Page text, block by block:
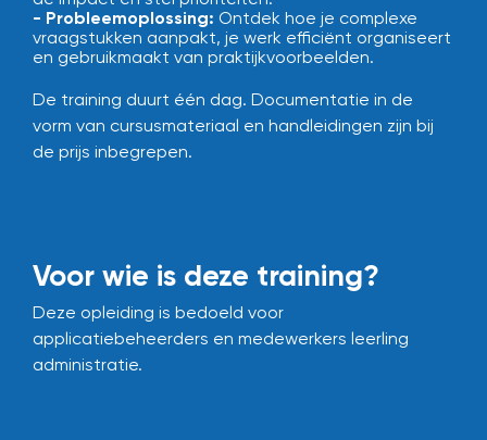
- Probleemoplossing: Ontdek hoe je complexe
vraagstukken aanpakt, je werk efficiënt organiseert
en gebruikmaakt van praktijkvoorbeelden.
De training duurt één dag. Documentatie in de
vorm van cursusmateriaal en handleidingen zijn bij
de prijs inbegrepen.
Voor wie is deze training?
Deze opleiding is bedoeld voor
applicatiebeheerders en medewerkers leerling
administratie.